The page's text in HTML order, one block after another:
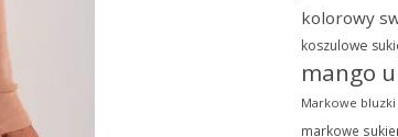
kolorowy
koszulowe
mango
Markowe
markowe